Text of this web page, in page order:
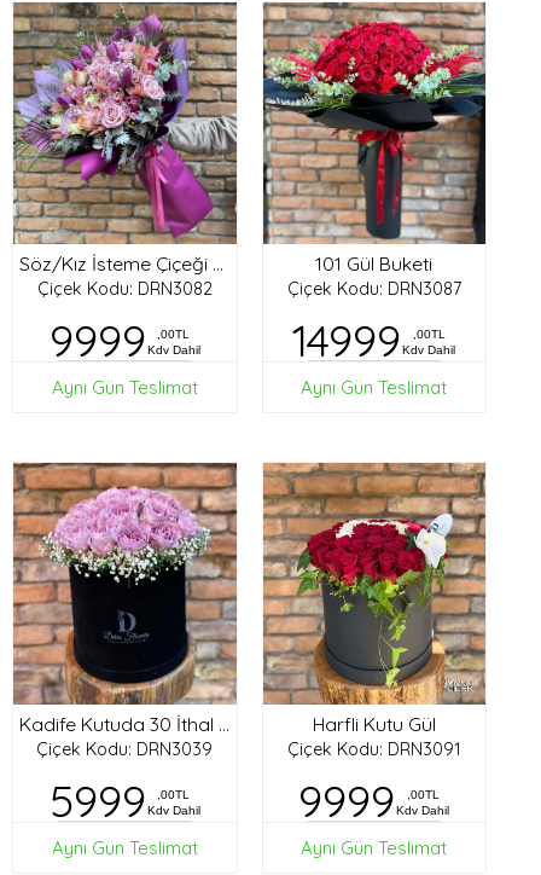
Söz/Kız İsteme Çiçeği Buketi
Çiçek Kodu: DRN3082
9999
,00TL
Kdv Dahil
Aynı Gün Teslimat
101 Gül Buketi
Çiçek Kodu: DRN3087
14999
,00TL
Kdv Dahil
Aynı Gün Teslimat
Kadife Kutuda 30 İthal Gül
Çiçek Kodu: DRN3039
5999
,00TL
Kdv Dahil
Aynı Gün Teslimat
Harfli Kutu Gül
Çiçek Kodu: DRN3091
9999
,00TL
Kdv Dahil
Aynı Gün Teslimat